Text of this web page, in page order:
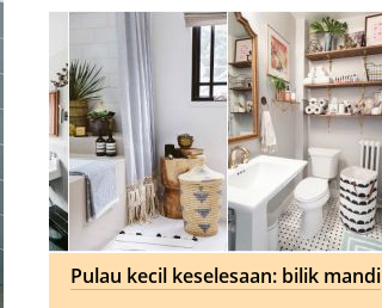
Pulau kecil keselesaan: bilik mandi